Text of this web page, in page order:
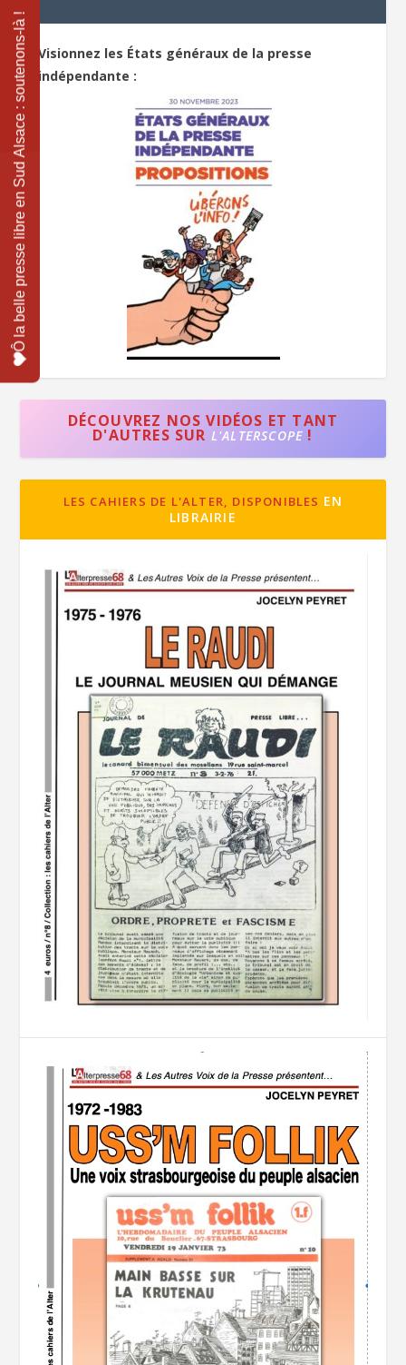
Visionnez les États généraux de la presse
indépendante :
DÉCOUVREZ NOS VIDÉOS ET TANT
D'AUTRES SUR L'ALTERSCOPE !
LES CAHIERS DE L'ALTER, DISPONIBLES EN
LIBRAIRIE